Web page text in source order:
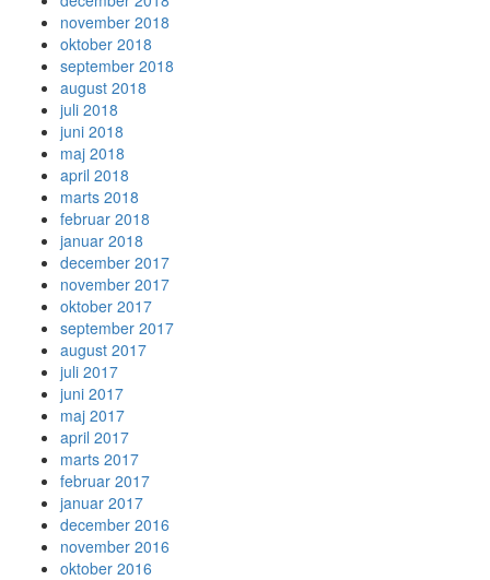
november 2018
oktober 2018
september 2018
august 2018
juli 2018
juni 2018
maj 2018
april 2018
marts 2018
februar 2018
januar 2018
december 2017
november 2017
oktober 2017
september 2017
august 2017
juli 2017
juni 2017
maj 2017
april 2017
marts 2017
februar 2017
januar 2017
december 2016
november 2016
oktober 2016